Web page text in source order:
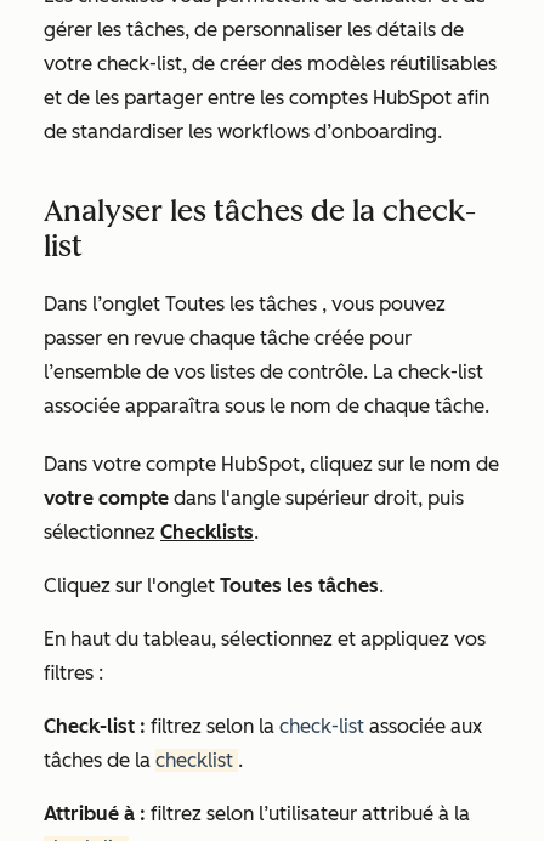
gérer les tâches, de personnaliser les détails de
votre check-list, de créer des modèles réutilisables
et de les partager entre les comptes HubSpot afin
de standardiser les workflows d’onboarding.
Analyser les tâches de la check-
list
Dans l’onglet Toutes les tâches , vous pouvez
passer en revue chaque tâche créée pour
l’ensemble de vos listes de contrôle. La check-list
associée apparaîtra sous le nom de chaque tâche.
Dans votre compte HubSpot, cliquez sur le nom de
votre compte dans l'angle supérieur droit, puis
sélectionnez Checklists.
Cliquez sur l'onglet Toutes les tâches.
En haut du tableau, sélectionnez et appliquez vos
filtres :
Check-list : filtrez selon la check-list associée aux
tâches de la checklist .
Attribué à : filtrez selon l’utilisateur attribué à la